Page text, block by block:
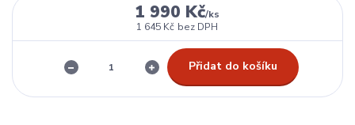
1 990 Kč/ks
1 645 Kč bez DPH
Přidat do košíku